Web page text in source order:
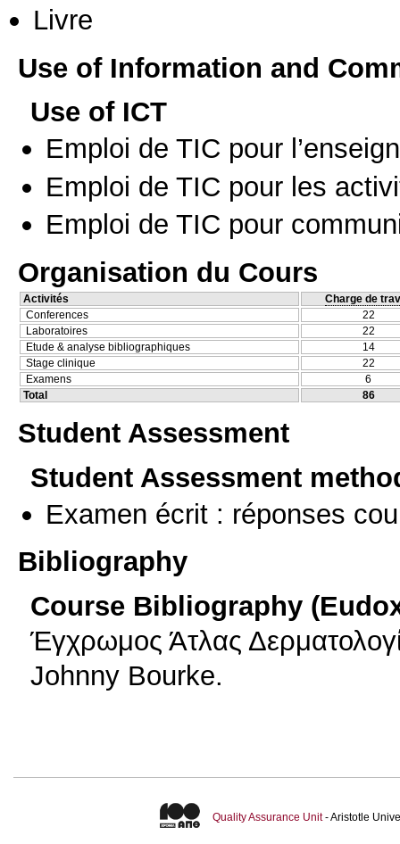
Livre
Use of Information and
Use of ICT
Emploi de TIC pour
Emploi de TIC pour les
Emploi de TIC pour
Organisation du Cours
Activités
Charge de
Conferences
22
Laboratoires
22
Etude & analyse bibliographiques
14
Stage clinique
22
Examens
6
Total
86
Student Assessment
Student Assessment
Examen écrit : réponses
Bibliography
Course Bibliography
Έγχρωμος Άτλας
Johnny Bourke.
Quality Assurance Unit- Aristotle